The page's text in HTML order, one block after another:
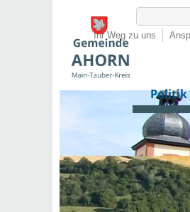
Ihr Weg zu uns
Politik